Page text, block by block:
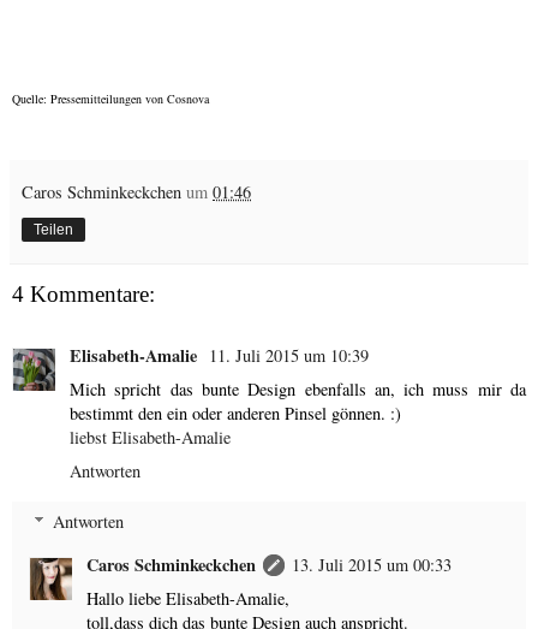
Quelle: Pressemitteilungen von Cosnova
Caros Schminkeckchen um 01:46
Teilen
4 Kommentare:
Elisabeth-Amalie
11. Juli 2015 um 10:39
Mich spricht das bunte Design ebenfalls an, ich muss mir da
bestimmt den ein oder anderen Pinsel gönnen. :)
liebst Elisabeth-Amalie
Antworten
Antworten
Caros Schminkeckchen
13. Juli 2015 um 00:33
Hallo liebe Elisabeth-Amalie,
toll,dass dich das bunte Design auch anspricht.